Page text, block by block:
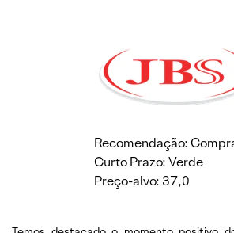
Recomendação:
Curto Prazo: Verde
Preço-alvo: 37,0